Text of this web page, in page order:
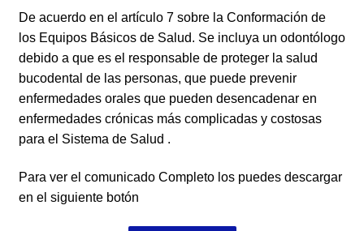
De acuerdo en el artículo 7 sobre la Conformación de
los Equipos Básicos de Salud. Se incluya un odontólogo
debido a que es el responsable de proteger la salud
bucodental de las personas, que puede prevenir
enfermedades orales que pueden desencadenar en
enfermedades crónicas más complicadas y costosas
para el Sistema de Salud .
Para ver el comunicado Completo los puedes descargar
en el siguiente botón